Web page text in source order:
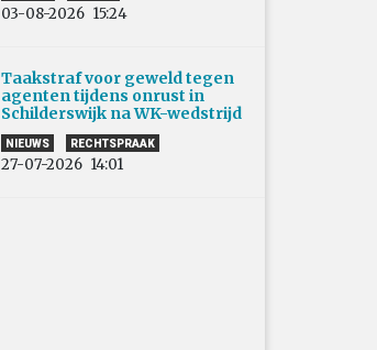
03-08-2026 15:24
Taakstraf voor geweld tegen
agenten tijdens onrust in
Schilderswijk na WK-wedstrijd
NIEUWS RECHTSPRAAK
27-07-2026 14:01